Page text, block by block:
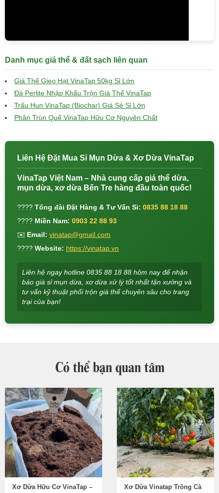
Danh mục giá thể & đất sạch liên quan
Giá Thể Gieo Hạt VinaTap 50kg Sỉ Lớn
Đá Perlite Nhập Khẩu Trộn Giá Thể VinaTap
Trấu Hun VinaTap (Biochar) Giá Sẻ Sỉ Lớn
Phân Trùn Quế VinaTap Hữu Cơ Nguyên Chất
Liên Hệ Đặt Mua Sỉ Mụn Dừa & Xơ Dừa VinaTap
VinaTap Việt Nam – Nhà cung cấp giá thể dừa,
mụn dừa, xơ dừa Bến Tre hàng đầu toàn quốc!
???? Tổng đài Đặt Hàng & Tư Vấn Sỉ: 0835 88 18 88
???? Miền Nam: 0903 22 88 93
✉️ Email: vinatap@gmail.com
???? Website: https://vinatap.vn
Liên hệ ngay hotline 0835 88 18 88 hôm nay để nhận
báo giá sỉ mụn dừa, xơ dừa xử lý tốt nhất tận xưởng và
tư vấn kỹ thuật phối trộn giá thể chuyên sâu cho trang
trại của bạn!
Có thể bạn quan tâm
Xơ Dừa Hữu Cơ VinaTap – Xơ Dừa Vinatap Trồng Cà